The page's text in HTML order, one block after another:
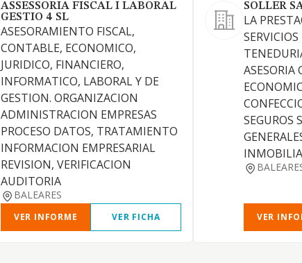
ASSESSORIA FISCAL I LABORAL
GESTIO 4 SL
ASESORAMIENTO FISCAL,
CONTABLE, ECONOMICO,
JURIDICO, FINANCIERO,
INFORMATICO, LABORAL Y DE
GESTION. ORGANIZACION
ADMINISTRACION EMPRESAS
PROCESO DATOS, TRATAMIENTO
INFORMACION EMPRESARIAL
REVISION, VERIFICACION
AUDITORIA
BALEARES
VER INFORME VER FICHA
SOLLER
LA
ASESORIA
SEGUROS
VER